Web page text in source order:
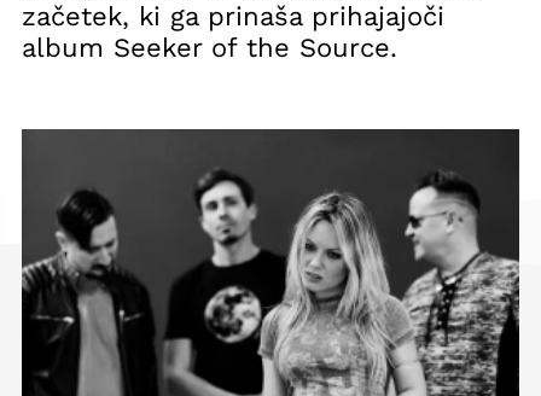
začetek, ki ga prinaša prihajajoči
album Seeker of the Source.